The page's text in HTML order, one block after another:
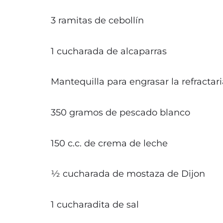
3 ramitas de cebollín
1 cucharada de alcaparras
Mantequilla para engrasar la
350 gramos de pescado blanco
150 c.c. de crema de leche
½ cucharada de mostaza de Dijon
1 cucharadita de sal